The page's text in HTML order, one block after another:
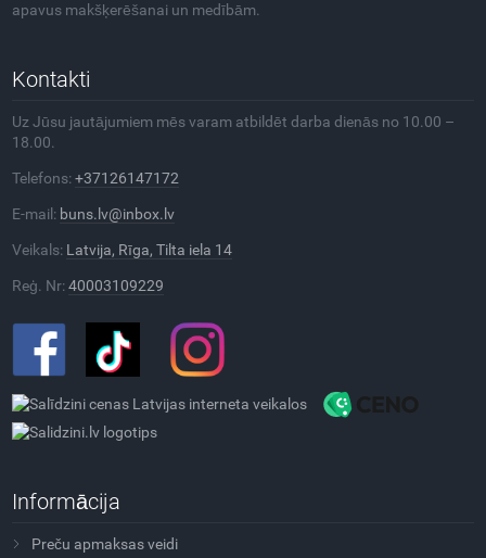
apavus makšķerēšanai un medībām.
Kontakti
Uz Jūsu jautājumiem mēs varam atbildēt darba dienās no 10.00 –
18.00.
Telefons:+37126147172
E-mail: buns.lv@inbox.lv
Veikals: Latvija, Rīga, Tilta iela 14
Reģ. Nr:40003109229
Informācija
Preču apmaksas veidi